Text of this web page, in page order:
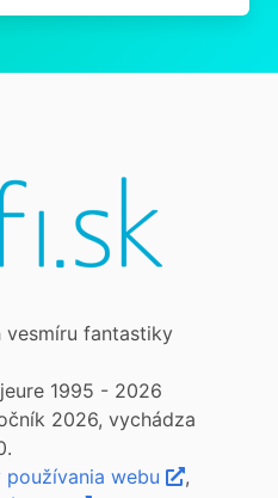
fantastiky
1995 - 2026
2026, vychádza
webu
,